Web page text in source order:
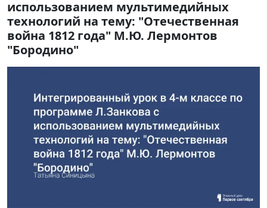
использованием мультимедийных
технологий на тему: "Отечественная
война 1812 года" М.Ю. Лермонтов
"Бородино"